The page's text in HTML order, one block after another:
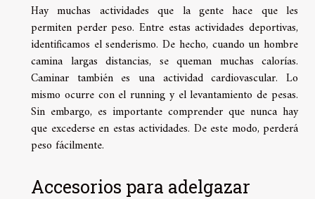
Hay muchas actividades que la gente hace que les
permiten perder peso. Entre estas actividades deportivas,
identificamos el senderismo. De hecho, cuando un hombre
camina largas distancias, se queman muchas calorías.
Caminar también es una actividad cardiovascular. Lo
mismo ocurre con el running y el levantamiento de pesas.
Sin embargo, es importante comprender que nunca hay
que excederse en estas actividades. De este modo, perderá
peso fácilmente.
Accesorios para adelgazar